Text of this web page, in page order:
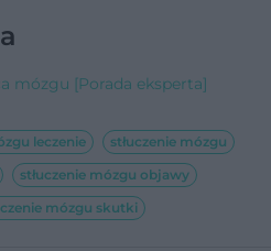
mózgu [Porada eksperta]
leczenie
stłuczenie mózgu
stłuczenie mózgu objawy
mózgu skutki